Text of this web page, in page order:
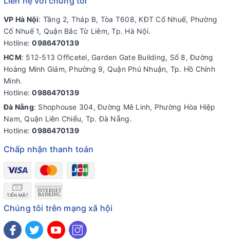
VP Hà Nội: Tầng 2, Tháp B, Tòa T608, KĐT Cổ Nhuế, Phường
Cổ Nhuế 1, Quận Bắc Từ Liêm, Tp. Hà Nội.
Hotline:0986470139
HCM: 512-513 Officetel, Garden Gate Building, Số 8, Đường
Hoàng Minh Giám, Phường 9, Quận Phú Nhuận, Tp. Hồ Chính
Minh.
Hotline:0986470139
Đà Nẵng: Shophouse 304, Đường Mê Linh, Phường Hòa Hiệp
Nam, Quận Liên Chiểu, Tp. Đà Nẵng.
Hotline:0986470139
Chấp nhận thanh toán
Chúng tôi trên mạng xã hội